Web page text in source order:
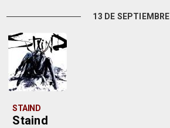
13 DE SEPTIEMBRE
STAIND
Staind